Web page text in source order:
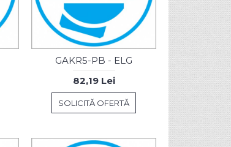
GAKR5-PB - ELG
82,19 Lei
SOLICITĂ OFERTĂ